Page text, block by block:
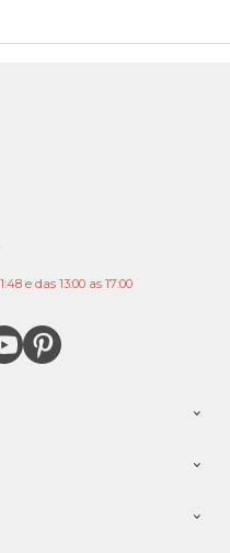
e das 13:00 as 17:00